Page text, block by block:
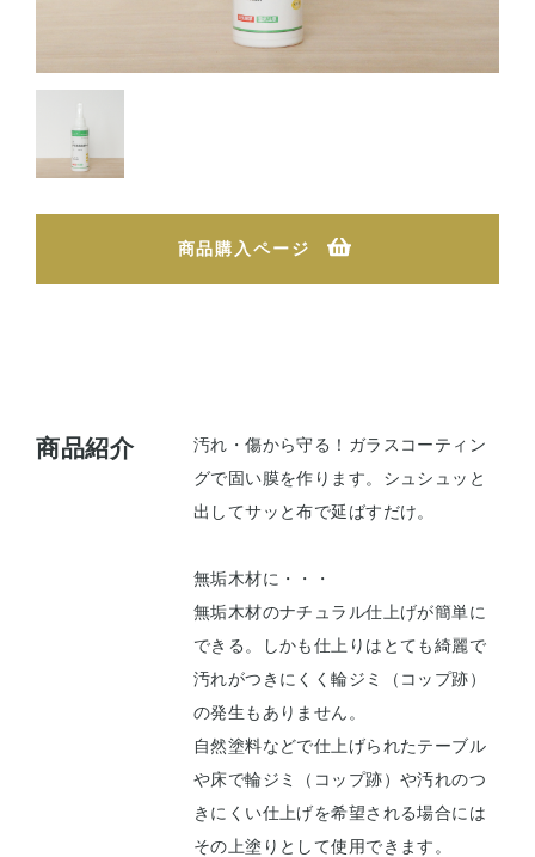
商品購入ページ
商品紹介
汚れ・傷から守る！ガラスコーティン
グで固い膜を作ります。シュシュッと
出してサッと布で延ばすだけ。
無垢木材に・・・
無垢木材のナチュラル仕上げが簡単に
できる。しかも仕上りはとても綺麗で
汚れがつきにくく輪ジミ（コップ跡）
の発生もありません。
自然塗料などで仕上げられたテーブル
や床で輪ジミ（コップ跡）や汚れのつ
きにくい仕上げを希望される場合には
その上塗りとして使用できます。